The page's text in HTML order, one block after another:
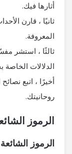
أثارها فيك.
ثانيًا ، قارن
المعروفة.
ثالثًا ، استشر
الدلالات الخاصة
أخيرًا ، اتبع
روحانيتك.
الرموز
الرموز